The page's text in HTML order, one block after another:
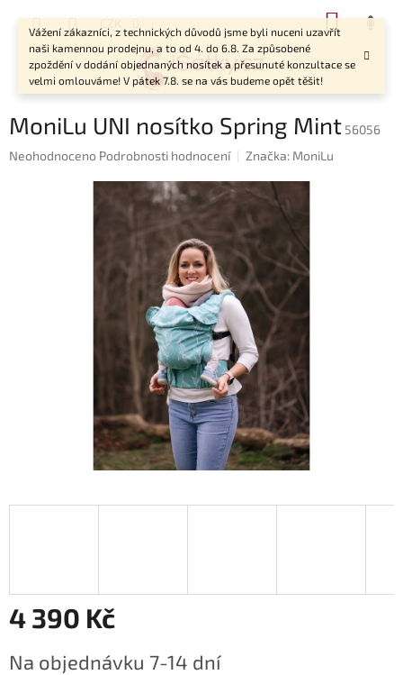
Vážení zákazníci, z technických důvodů jsme byli nuceni uzavřít
naši kamennou prodejnu, a to od 4. do 6.8. Za způsobené
zpoždění v dodání objednaných nosítek a přesunuté konzultace se
velmi omlouváme! V pátek 7.8. se na vás budeme opět těšit!
CZK
MoniLu UNI nosítko Spring Mint 56056
Průměrné
Neohodnoceno Podrobnosti hodnocení Značka: MoniLu
4 390 Kč
cena:
Na objednávku 7-14 dní